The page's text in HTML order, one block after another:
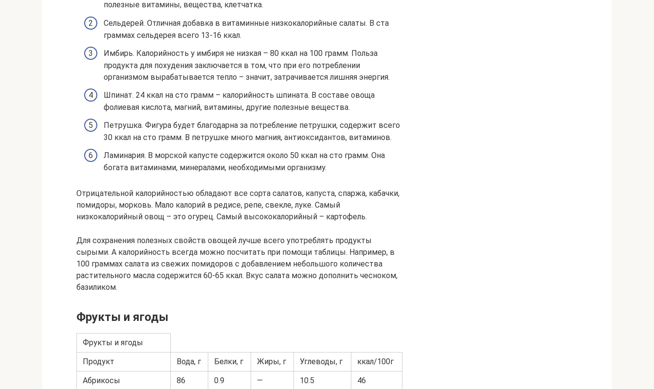
полезные витамины, вещества, клетчатка.
Сельдерей. Отличная добавка в витаминные низкокалорийные салаты. В ста
граммах сельдерея всего 13-16 ккал.
Имбирь. Калорийность у имбиря не низкая – 80 ккал на 100 грамм. Польза
продукта для похудения заключается в том, что при его потреблении
организмом вырабатывается тепло – значит, затрачивается лишняя энергия.
Шпинат. 24 ккал на сто грамм – калорийность шпината. В составе овоща
фолиевая кислота, магний, витамины, другие полезные вещества.
Петрушка. Фигура будет благодарна за потребление петрушки, содержит всего
30 ккал на сто грамм. В петрушке много магния, антиоксидантов, витаминов.
Ламинария. В морской капусте содержится около 50 ккал на сто грамм. Она
богата витаминами, минералами, необходимыми организму.
Отрицательной калорийностью обладают все сорта салатов, капуста, спаржа, кабачки,
помидоры, морковь. Мало калорий в редисе, репе, свекле, луке. Самый
низкокалорийный овощ – это огурец. Самый высококалорийный – картофель.
Для сохранения полезных свойств овощей лучше всего употреблять продукты
сырыми. А калорийность всегда можно посчитать при помощи таблицы. Например, в
100 граммах салата из свежих помидоров с добавлением небольшого количества
растительного масла содержится 60-65 ккал. Вкус салата можно дополнить чесноком,
базиликом.
Фрукты и ягоды
Фрукты и ягоды
Продукт Вода, г Белки, г Жиры, г Углеводы, г ккал/100г
Абрикосы 86 0.9 — 10.5 46